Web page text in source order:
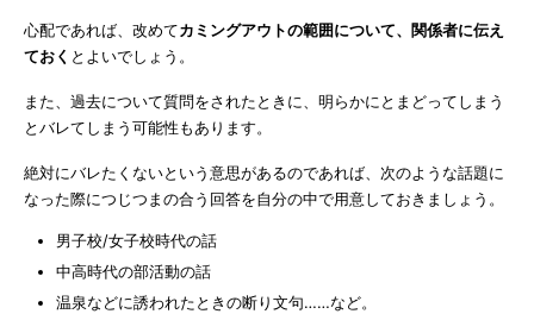
心配であれば、改めてカミングアウトの範囲について、関係者に伝え
ておく とよいでしょう。
また、過去について質問をされたときに、明らかにとまどってしまう
とバレてしまう可能性もあります。
絶対にバレたくないという意思があるのであれば、次のような話題に
なった際につじつまの合う回答を自分の中で用意しておきましょう。
男子校/女子校時代の話
中高時代の部活動の話
温泉などに誘われたときの断り文句……など。